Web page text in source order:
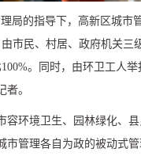
局的指导下，高新区城
市民、村居、政府机关三
100%。同时，由环卫工人
。
容环境卫生、园林绿化、
管理各自为政的被动式